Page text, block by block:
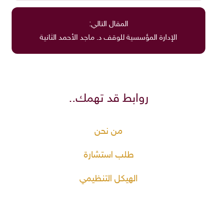
المقال التالي:
الإدارة المؤسسية للوقف د. ماجد الأحمد الثانية
روابط قد تهمك..
من نحن
طلب استشارة
الهيكل التنظيمي